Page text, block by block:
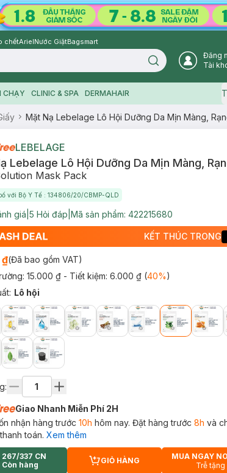
chếtArielNước GiặtBagsmart
Search icon
Đăng
Tài
CHẠY CLINIC & SPA DERMAHAIR
Mặt Nạ Lebelage Lô Hội Dưỡng Da Mịn Màng,
LEBELAGE
Lebelage Lô Hội Dưỡng Da Mịn Màng,
Mask Pack
với Bộ Y Tế : 134806/20/CBMP-QLD
giá 5 Hỏi đáp Mã sản phẩm: 422215680
KẾT THÚC TRONG
(Đã bao gồm VAT)
15.000 ₫ - Tiết kiệm: 6.000 ₫(40%)
: Lô hội
Giao Nhanh Miễn Phí 2H
nhận hàng trước 10h hôm nay. Đặt hàng trước 8h và
toán. Xem thêm
267/337 CN
Còn hàng
CART PLUS ICON
GIỎ HÀNG
MUA NGAY
Trễ tặng